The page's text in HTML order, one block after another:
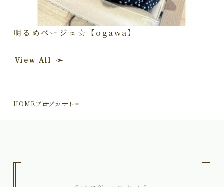
明るめベージュ☆【ogawa】
View All
HOMEブログカット＊